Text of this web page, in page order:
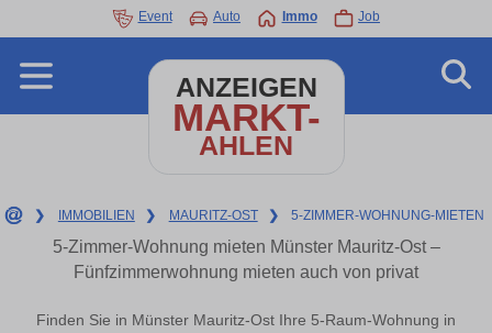
Event Auto Immo Job
ANZEIGEN
MARKT-
AHLEN
❯ IMMOBILIEN ❯ MAURITZ-OST ❯ 5-ZIMMER-WOHNUNG-MIETEN
5-Zimmer-Wohnung mieten Münster Mauritz-Ost –
Fünfzimmerwohnung mieten auch von privat
Finden Sie in Münster Mauritz-Ost Ihre 5-Raum-Wohnung in